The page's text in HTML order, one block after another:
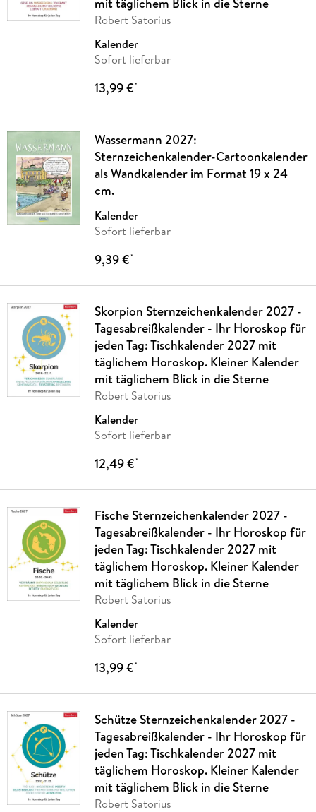
Robert Satorius
Kalender
Sofort lieferbar
13,99 €*
Wassermann 2027:
Sternzeichenkalender-Cartoonkalender
als Wandkalender im Format 19 x 24
cm.
Kalender
Sofort lieferbar
9,39 €*
Skorpion Sternzeichenkalender 2027 -
Tagesabreißkalender - Ihr Horoskop für
jeden Tag: Tischkalender 2027 mit
täglichem Horoskop. Kleiner Kalender
mit täglichem Blick in die Sterne
Robert Satorius
Kalender
Sofort lieferbar
12,49 €*
Fische Sternzeichenkalender 2027 -
Tagesabreißkalender - Ihr Horoskop für
jeden Tag: Tischkalender 2027 mit
täglichem Horoskop. Kleiner Kalender
mit täglichem Blick in die Sterne
Robert Satorius
Kalender
Sofort lieferbar
13,99 €*
Schütze Sternzeichenkalender 2027 -
Tagesabreißkalender - Ihr Horoskop für
jeden Tag: Tischkalender 2027 mit
täglichem Horoskop. Kleiner Kalender
mit täglichem Blick in die Sterne
Robert Satorius